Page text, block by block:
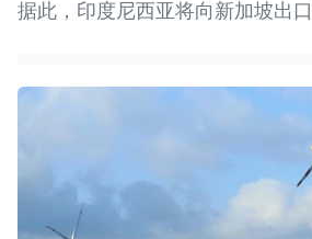
据此，印度尼西亚将向新加坡出